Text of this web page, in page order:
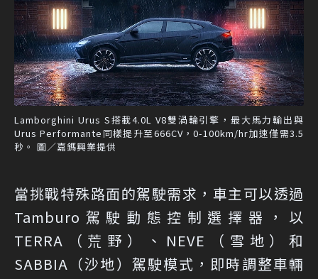
Lamborghini Urus S搭載4.0L V8雙渦輪引擎，最大馬力輸出與
Urus Performante同樣提升至666CV，0-100km/hr加速僅需3.5
秒。 圖／嘉鎷興業提供
當挑戰特殊路面的駕駛需求，車主可以透過
Tamburo駕駛動態控制選擇器，以
TERRA（荒野）、NEVE（雪地）和
SABBIA（沙地）駕駛模式，即時調整車輛